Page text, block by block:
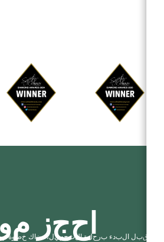
حجز مو ل ا ل بد ء ب ر ح ل ة التجميل، هناك خط وة مهمة